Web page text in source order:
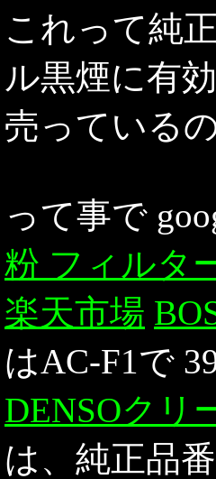
これって純
ル黒煙に有
売っている
って事で
粉 フィルタ
楽天市場
はAC-F1で
DENSOクリ
は、純正品